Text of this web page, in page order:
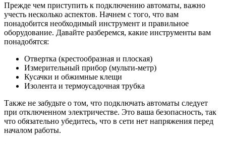
Прежде чем приступить к подключению автоматы, важно
учесть несколько аспектов. Начнем с того, что вам
понадобится необходимый инструмент и правильное
оборудование. Давайте разберемся, какие инструменты вам
понадобятся:
Отвертка (крестообразная и плоская)
Измерительный прибор (мульти-метр)
Кусачки и обжимные клещи
Изолента и термоусадочная трубка
Также не забудьте о том, что подключать автоматы следует
при отключенном электричестве. Это ваша безопасность, так
что обязательно убедитесь, что в сети нет напряжения перед
началом работы.